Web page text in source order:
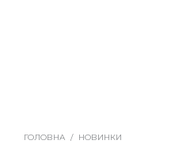
ГОЛОВНА / НОВИНКИ